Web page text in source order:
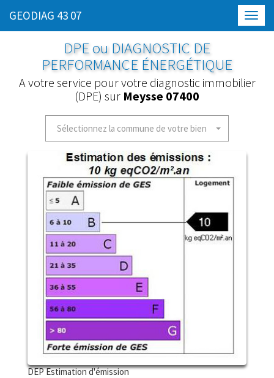
GEODIAG 43 07
DPE ou DIAGNOSTIC DE
PERFORMANCE ÉNERGÉTIQUE
A votre service pour votre diagnostic immobilier
(DPE) sur Meysse 07400
Sélectionnez la commune de votre bien
DEP Estimation d'émission